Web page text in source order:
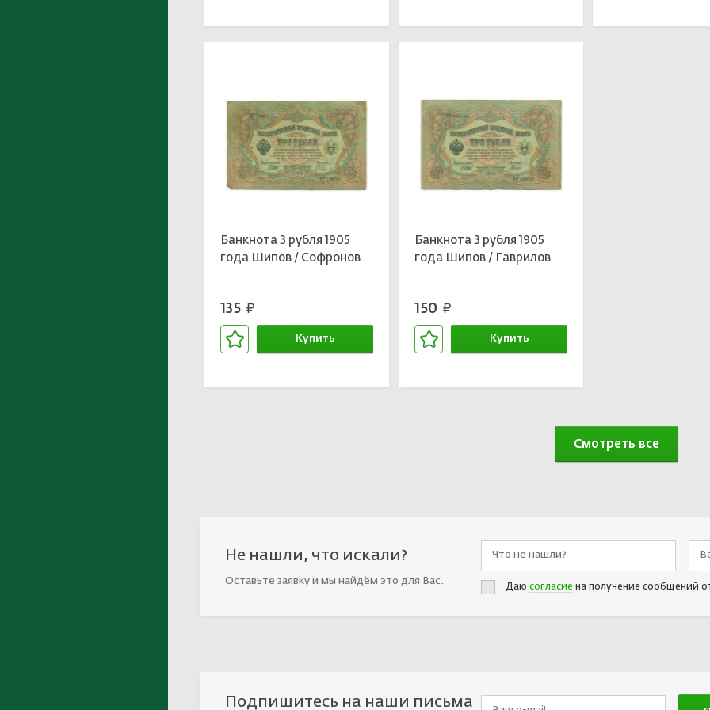
Банкнота 3 рубля 1905
года Шипов / Софронов
135 руб.
Купить
Банкнота 3 рубля 1905
года Шипов / Гаврилов
150 руб.
Купить
Смотреть все
Не нашли, что искали?
Оставьте заявку и мы найдём это для Вас.
Даю согласие на получение сообщений
Подпишитесь на наши письма